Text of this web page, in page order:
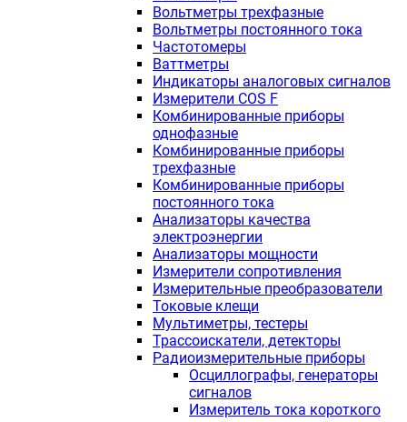
Вольтметры трехфазные
Вольтметры постоянного тока
Частотомеры
Ваттметры
Индикаторы аналоговых сигналов
Измерители COS F
Комбинированные приборы
однофазные
Комбинированные приборы
трехфазные
Комбинированные приборы
постоянного тока
Анализаторы качества
электроэнергии
Анализаторы мощности
Измерители сопротивления
Измерительные преобразователи
Токовые клещи
Мультиметры, тестеры
Трассоискатели, детекторы
Радиоизмерительные приборы
Осциллографы, генераторы
сигналов
Измеритель тока короткого